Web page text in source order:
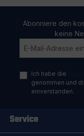
Abonniere den
keine
Ich habe die
genommen und
einverstanden.
Service